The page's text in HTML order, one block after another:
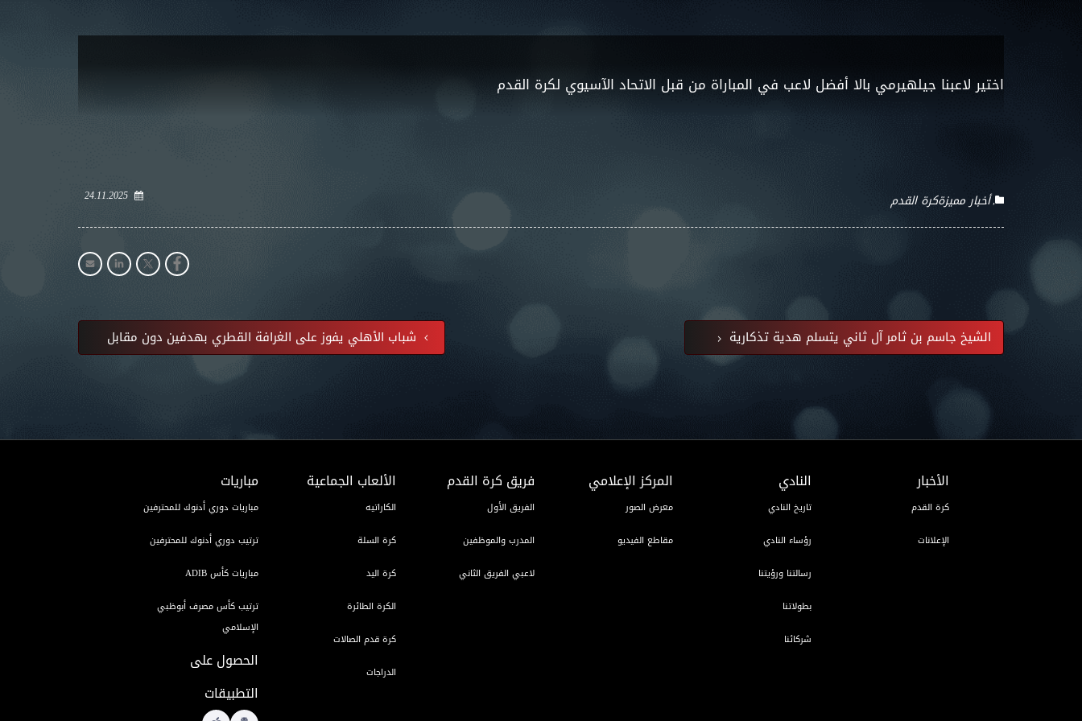
اختير لاعبنا جيلهيرمي بالا أفضل لاعب في المباراة من قبل الاتحاد الآسيوي لكرة القدم
24.11.2025 أخبار مميزةكرة القدم
شباب الأهلي يفوز على الغرافة القطري بهدفين دون مقابل الشيخ جاسم بن ثامر آل ثاني يتسلم هدية تذكارية
الأخبار
كرة القدم
الإعلانات
النادي
تاريخ النادي
رؤساء النادي
رسالتنا ورؤيتنا
بطولاتنا
شركائنا
المركز الإعلامي
معرض الصور
مقاطع الفيديو
فريق كرة القدم
الفريق الأول
المدرب والموظفين
لاعبي الفريق الثاني
الألعاب الجماعية
الكاراتيه
كرة السلة
كرة اليد
الكرة الطائرة
كرة قدم الصالات
الدراجات
مباريات
مباريات دوري أدنوك للمحترفين
ترتيب دوري أدنوك للمحترفين
مباريات كأس ADIB
ترتيب كأس مصرف أبوظبي
الإسلامي
الحصول على
التطبيقات